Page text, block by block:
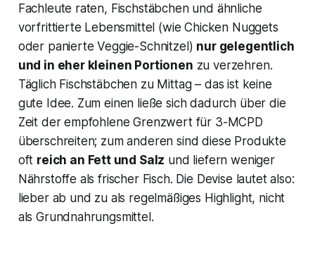
Fachleute raten, Fischstäbchen und ähnliche
vorfrittierte Lebensmittel (wie Chicken Nuggets
oder panierte Veggie-Schnitzel) nur gelegentlich
und in eher kleinen Portionen zu verzehren​.
Täglich Fischstäbchen zu Mittag – das ist keine
gute Idee. Zum einen ließe sich dadurch über die
Zeit der empfohlene Grenzwert für 3-MCPD
überschreiten; zum anderen sind diese Produkte
oft reich an Fett und Salz und liefern weniger
Nährstoffe als frischer Fisch. Die Devise lautet also:
lieber ab und zu als regelmäßiges Highlight, nicht
als Grundnahrungsmittel.